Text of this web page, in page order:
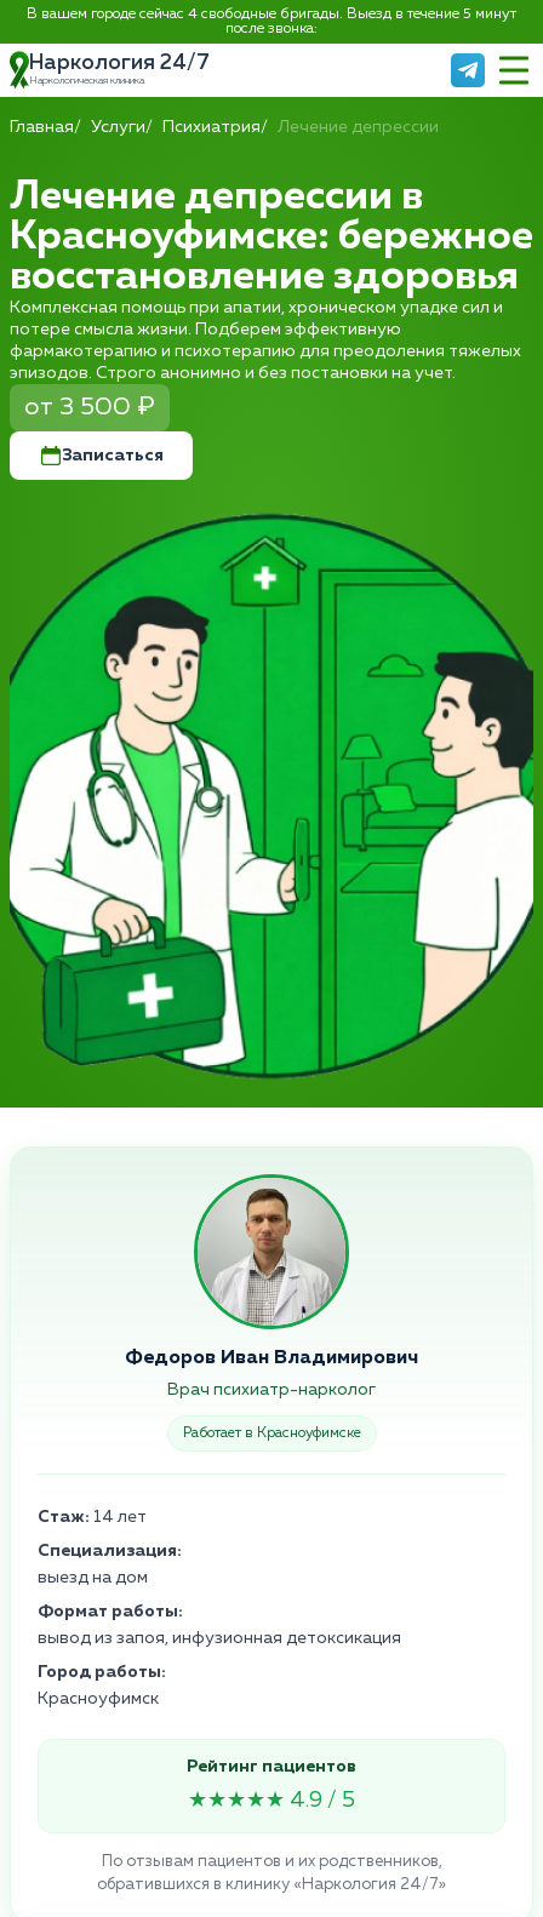
В вашем городе сейчас 4 свободные бригады. Выезд в течение 5 минут
после звонка:
Наркология 24/7
Наркологическая клиника
Главная Услуги Психиатрия Лечение депрессии
Лечение депрессии в
Красноуфимске: бережное
восстановление здоровья
Комплексная помощь при апатии, хроническом упадке сил и
потере смысла жизни. Подберем эффективную
фармакотерапию и психотерапию для преодоления тяжелых
эпизодов. Строго анонимно и без постановки на учет.
от 3 500 ₽
Записаться
Федоров Иван Владимирович
Врач психиатр-нарколог
Работает в Красноуфимске
Стаж: 14 лет
Специализация:
выезд на дом
Формат работы:
вывод из запоя, инфузионная детоксикация
Город работы:
Красноуфимск
Рейтинг пациентов
★★★★★ 4.9 / 5
По отзывам пациентов и их родственников,
обратившихся в клинику «Наркология 24/7»